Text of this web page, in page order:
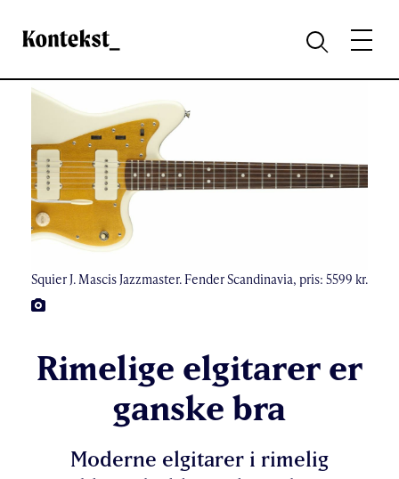
Kontekst
SØKMENY
Squier J. Mascis Jazzmaster. Fender Scandinavia, pris: 5599 kr.
Rimelige elgitarer er
ganske bra
Moderne elgitarer i rimelig